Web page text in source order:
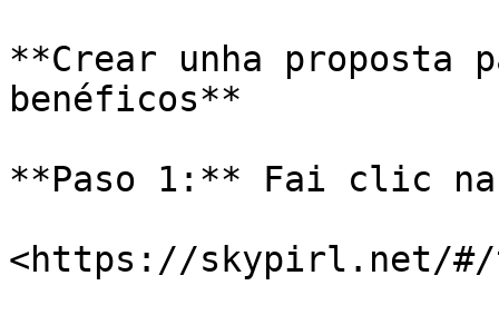
**Crear unha proposta
benéficos**
**Paso 1:** Fai clic
​<https://skypirl.net/#/